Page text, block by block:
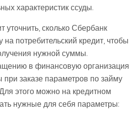
характеристик ссуды.
уточнить, сколько Сбербанк
на потребительский кредит, чтобы
нужной суммы.
в финансовую организация
при заказе параметров по займу
этого можно на кредитном
нужные для себя параметры: